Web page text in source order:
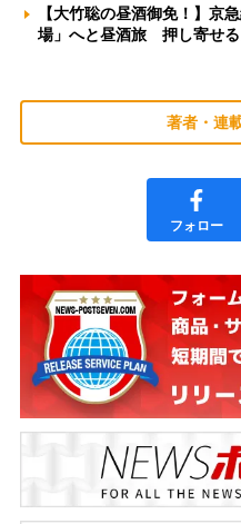
【大竹聡の昼酒御免！】京
場」へと昼酒旅 押し寄せ
著者・連
フォロー